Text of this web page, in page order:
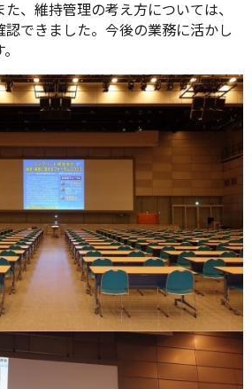
、維持管理の考え方については、
できました。今後の業務に活かし